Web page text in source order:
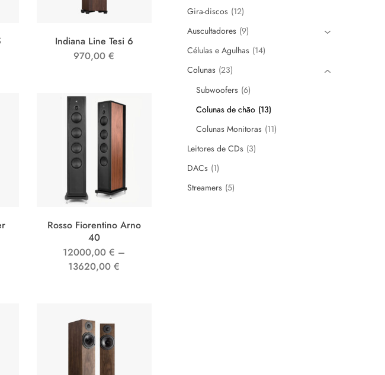
Indiana Line Tesi 6
970,00€
Rosso Fiorentino Arno
40
12000,00€ –
13620,00€
Gira-discos 12
Auscultadores 9
Células e Agulhas 14
Colunas 23
Subwoofers 6
Colunas de chão 13
Colunas Monitoras 11
Leitores de CDs 3
DACs 1
Streamers 5